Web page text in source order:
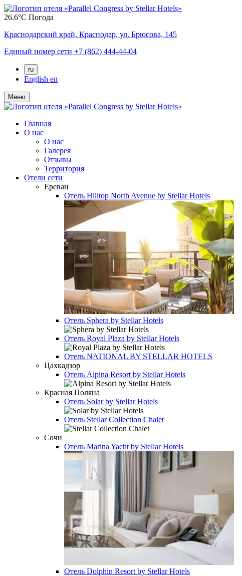
26.6°C Погода
Краснодарский край, Краснодар, ул. Брюсова, 145
Единый номер сети +7 (862) 444-44-04
ru
English en
Меню
Главная
О нас
О нас
Галерея
Отзывы
Территория
Отели сети
Ереван
Отель Hilltop North Avenue by Stellar Hotels
Отель Sphera by Stellar Hotels
Отель Royal Plaza by Stellar Hotels
Отель NATIONAL BY STELLAR HOTELS
Цахкадзор
Отель Alpina Resort by Stellar Hotels
Красная Поляна
Отель Solar by Stellar Hotels
Отель Stellar Collection Chalet
Сочи
Отель Marina Yacht by Stellar Hotels
Отель Dolphin Resort by Stellar Hotels